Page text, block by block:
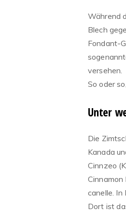
Während
Blech
Fondant-
versehen.
So oder
Unter
Die
Kanada
Cinnzeo
Cinnamon
canelle. In
Dort ist